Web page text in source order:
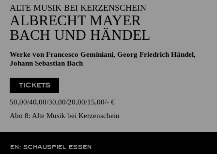
ALTE MUSIK BEI KERZENSCHEIN
ALBRECHT MAYER
BACH UND HÄNDEL
Werke von Francesco Geminiani, Georg Friedrich Händel,
Johann Sebastian Bach
TICKETS
50,00 40,00 30,00 20,00 15,00 - €
Abo 8: Alte Musik bei Kerzenschein
EN: SCHAUSPIEL ESSEN